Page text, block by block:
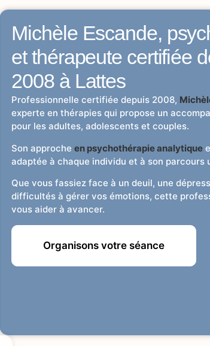
Michèle Escande,
et thérapeute certifiée
2008 à Lattes
Professionnelle certifiée depuis 2008,
experte en thérapies qui propose un
pour les adultes, adolescents et couples.
Son approcheen psychothérapie analytique
adaptée à chaque individu et à son parcours
Que vous fassiez face à un deuil, une
difficultés à gérer vos émotions, cette
vous aider à avancer.
Organisons votre séance